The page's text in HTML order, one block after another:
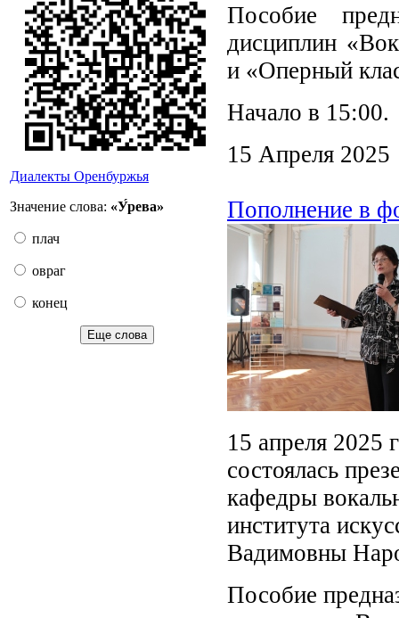
Диалекты Оренбуржья
Значение слова: «У́рева»
плач
овраг
конец
Еще слова
Пособие
дисциплин
и «Оперный
Начало в 15:00.
15 Апреля 2025
Пополнение в
15 апреля 2025
состоялась
кафедры
института
Вадимовны
Пособие